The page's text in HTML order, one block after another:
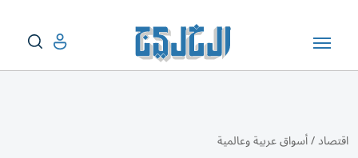
اقتصاد/أسواق عربية وعالمية